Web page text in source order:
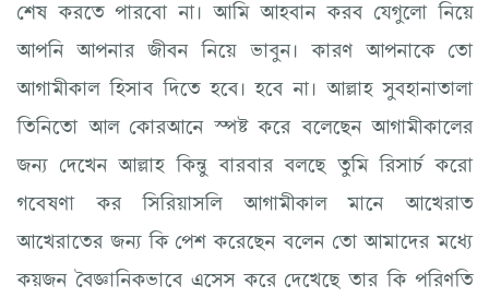
শেষ করতে পারবো না। আমি আহবান করব যেগুলো নিয়ে
আপনি আপনার জীবন নিয়ে ভাবুন। কারণ আপনাকে তো
আগামীকাল হিসাব দিতে হবে। হবে না। আল্লাহ সুবহানাতালা
তিনিতো আল কোরআনে স্পষ্ট করে বলেছেন আগামীকালের
জন্য দেখেন আল্লাহ কিন্তু বারবার বলছে তুমি রিসার্চ করো
গবেষণা কর সিরিয়াসলি আগামীকাল মানে আখেরাত
আখেরাতের জন্য কি পেশ করেছেন বলেন তো আমাদের মধ্যে
কয়জন বৈজ্ঞানিকভাবে এসেস করে দেখেছে তার কি পরিণতি